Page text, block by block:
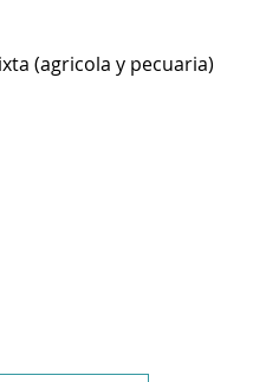
(agricola y pecuaria)